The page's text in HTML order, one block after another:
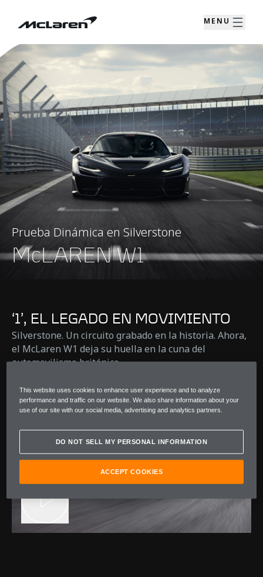
MENU
Prueba Dinámica en Silverstone
McLAREN W1
‘1’, EL LEGADO EN MOVIMIENTO
Silverstone. Un circuito grabado en la historia. Ahora,
el McLaren W1 deja su huella en la cuna del
automovilismo británico.
This website uses cookies to enhance user experience and to analyze
performance and traffic on our website. We also share information about your
use of our site with our social media, advertising and analytics partners.
DO NOT SELL MY PERSONAL INFORMATION
ACCEPT COOKIES